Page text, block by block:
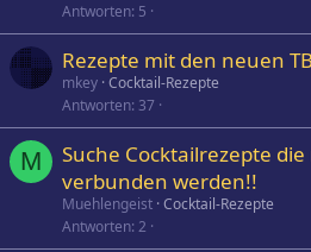
Antworten 5
Rezepte mit den neuen
mkey Cocktail-Rezepte
Antworten 37
M
Suche Cocktailrezepte
verbunden werden!!
Muehlengeist Cocktail-Rezepte
Antworten 2